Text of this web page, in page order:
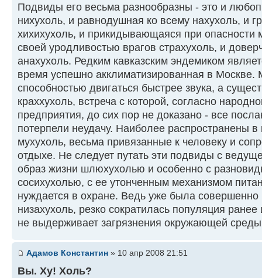
Подвиды его весьма разнообразны - это и
нихухоль, и равнодушная ко всему нахухоль, и
хихихухоль, и прикидывающаяся при опасности
своей уродливостью врагов страхухоль, и
анахухоль. Редким кавказским эндемиком
время успешно акклиматизированная в Москве.
способностью двигаться быстрее звука, а
краххухоль, встреча с которой, согласно
предприятия, до сих пор не доказано - все
потерпели неудачу. Наиболее распространены
мухухоль, весьма привязанные к человеку и
отдыхе. Не следует путать эти подвиды с
образ жизни шлюхухолью и особенно с
сосихухолью, с ее утонченным механизмом
нуждается в охране. Ведь уже была совершенно
низахухоль, резко сократилась популяция
не выдерживает загрязнения окружающей
Адамов Константин » 10 апр 2008 21:51
Вы. Ху! Холь?